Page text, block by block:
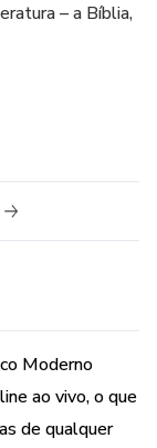
– a Bíblia,
19h às 20h20
Moderno
ao vivo, o que
de qualquer